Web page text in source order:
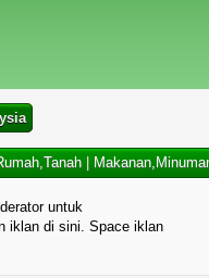
untuk
iklan di sini. Space iklan